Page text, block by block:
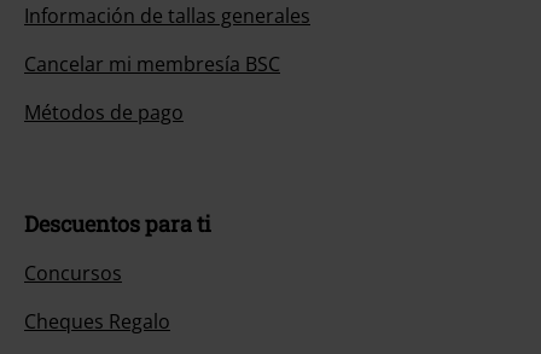
Información de tallas generales
Cancelar mi membresía BSC
Métodos de pago
Descuentos para ti
Concursos
Cheques Regalo